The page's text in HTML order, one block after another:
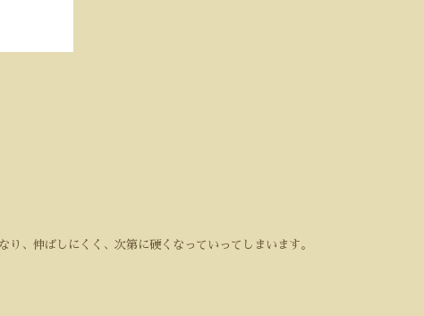
、伸ばしにくく、次第に硬くなっていってしまいます。